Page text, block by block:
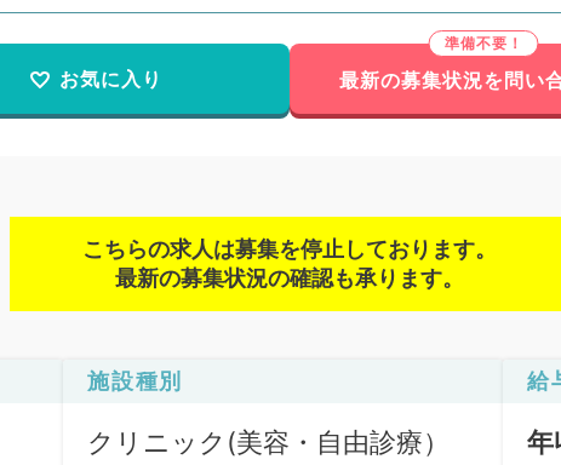
お気に入り 最新の募集状況を問い
こちらの求人は募集を停止しております。
最新の募集状況の確認も承ります。
施設種別
クリニック(美容・自由診療）
給